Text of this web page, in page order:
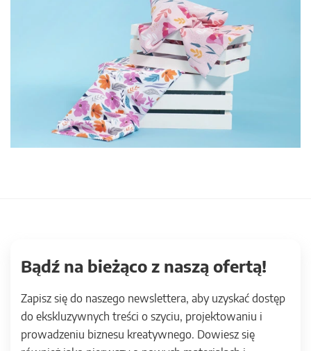
Bądź na bieżąco z naszą ofertą!
Zapisz się do naszego newslettera, aby uzyskać dostęp
do ekskluzywnych treści o szyciu, projektowaniu i
prowadzeniu biznesu kreatywnego. Dowiesz się